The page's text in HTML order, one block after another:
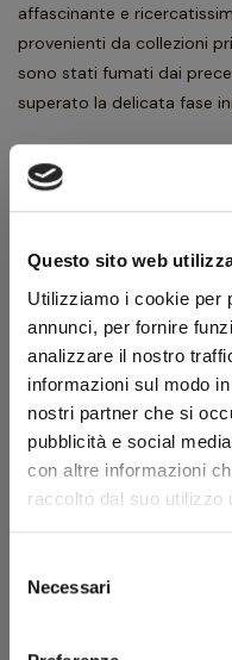
Questo sito web
Utilizziamo i cookie per
annunci, per fornire
analizzare il nostro
informazioni sul modo
nostri partner che si
pubblicità e social
con altre informazioni
raccolto dal suo utilizzo
delNecessari
affascinante e
provenienti da collezioni
sono stati fumati dai
superato la delicata fase
Scegliere uno di questi
immediato a una fumata
fornello, infatti, si è già
calore diretto della brace,
perfetta e preservando
surriscaldamenti. Ma
un pezzo rigenerato apre
storici, finissaggi fuori
fa, le cui caratteristiche di
difficilmente replicabili
Il rigore della
È fondamentale tracciare
. Ogni singolo